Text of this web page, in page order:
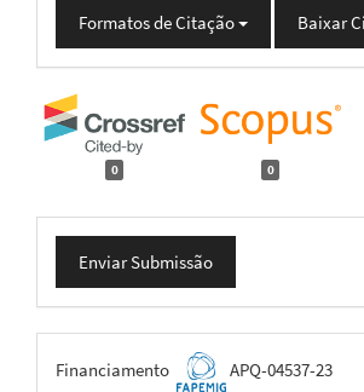
Formatos de Citação Baixar
0 0
Enviar
Submissão
Enviar Submissão
FAPEMIG
Financiamento APQ-04537-23